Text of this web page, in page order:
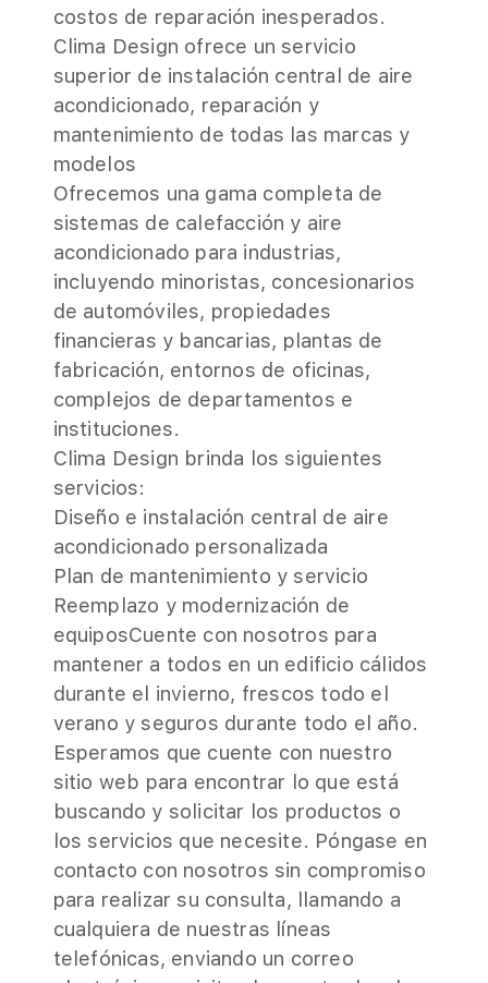
costos de reparación inesperados.
Clima Design ofrece un servicio
superior de instalación central de aire
acondicionado, reparación y
mantenimiento de todas las marcas y
modelos
Ofrecemos una gama completa de
sistemas de calefacción y aire
acondicionado para industrias,
incluyendo minoristas, concesionarios
de automóviles, propiedades
financieras y bancarias, plantas de
fabricación, entornos de oficinas,
complejos de departamentos e
instituciones.
Clima Design brinda los siguientes
servicios:
Diseño e instalación central de aire
acondicionado personalizada
Plan de mantenimiento y servicio
Reemplazo y modernización de
equiposCuente con nosotros para
mantener a todos en un edificio cálidos
durante el invierno, frescos todo el
verano y seguros durante todo el año.
Esperamos que cuente con nuestro
sitio web para encontrar lo que está
buscando y solicitar los productos o
los servicios que necesite. Póngase en
contacto con nosotros sin compromiso
para realizar su consulta, llamando a
cualquiera de nuestras líneas
telefónicas, enviando un correo